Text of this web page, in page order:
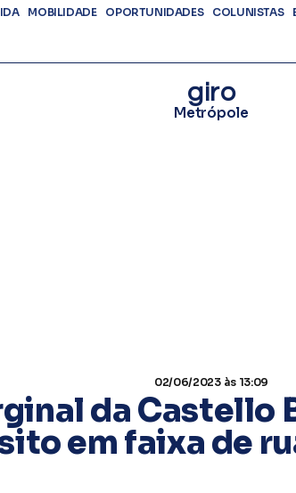
MOBILIDADE OPORTUNIDADES COLUNISTAS
giro
Metrópole
02/06/2023às 13:09
da Castello
em faixa de